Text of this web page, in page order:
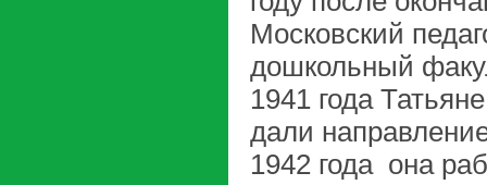
Московский
дошкольный
1941 года
дали
1942 года она